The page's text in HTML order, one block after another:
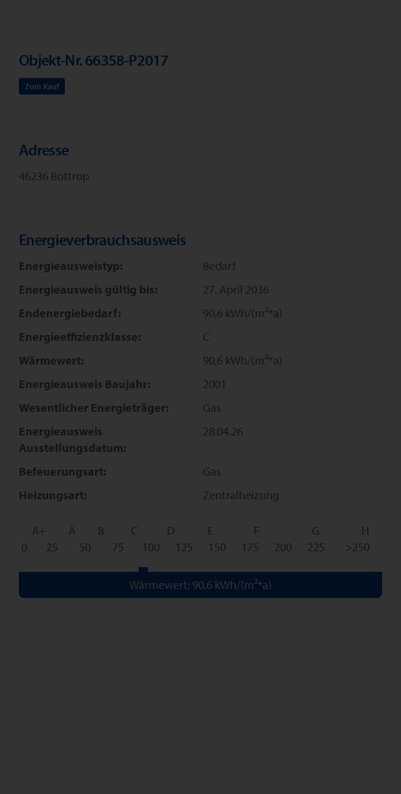
Objekt-Nr. 66358-P2017
Zum Kauf
Adresse
46236 Bottrop
Energieverbrauchsausweis
Energieausweistyp:
Bedarf
Energieausweis gültig bis:
27. April 2036
Endenergiebedarf:
90,6 kWh/(m²*a)
Energieeffizienzklasse:
C
Wärmewert:
90,6 kWh/(m²*a)
Energieausweis Baujahr:
2001
Wesentlicher Energieträger:
Gas
Energieausweis
Ausstellungsdatum:
28.04.26
Befeuerungsart:
Gas
Heizungsart:
Zentralheizung
A+ A B C D E F G
H
0
25 50 75 100 125 150 175 200 225 >250
Wärmewert: 90,6 kWh/(m²*a)